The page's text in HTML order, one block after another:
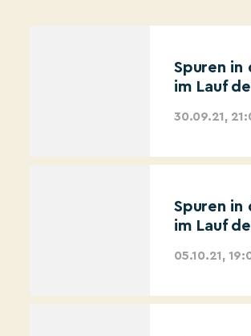
Spuren in
im Lauf
30.09.21,
Spuren in
im Lauf
05.10.21,